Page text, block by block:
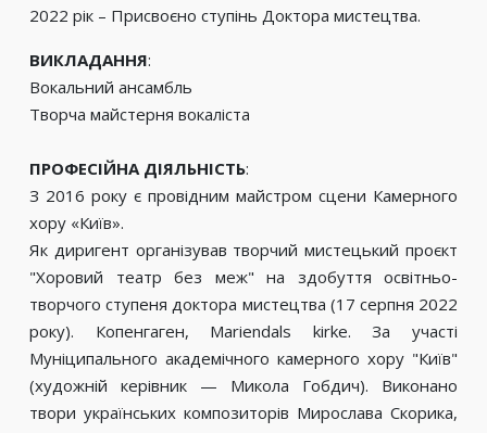
2022 рік – Присвоєно ступінь Доктора мистецтва.
ВИКЛАДАННЯ:
Вокальний ансамбль
Творча майстерня вокаліста
ПРОФЕСІЙНА ДІЯЛЬНІСТЬ:
З 2016 року є провідним майстром сцени Камерного
хору «Київ».
Як диригент організував творчий мистецький проєкт
"Хоровий театр без меж" на здобуття освітньо-
творчого ступеня доктора мистецтва (17 серпня 2022
року). Копенгаген, Mariendals kirke. За участі
Муніципального академічного камерного хору "Київ"
(художній керівник — Микола Гобдич). Виконано
твори українських композиторів Мирослава Скорика,